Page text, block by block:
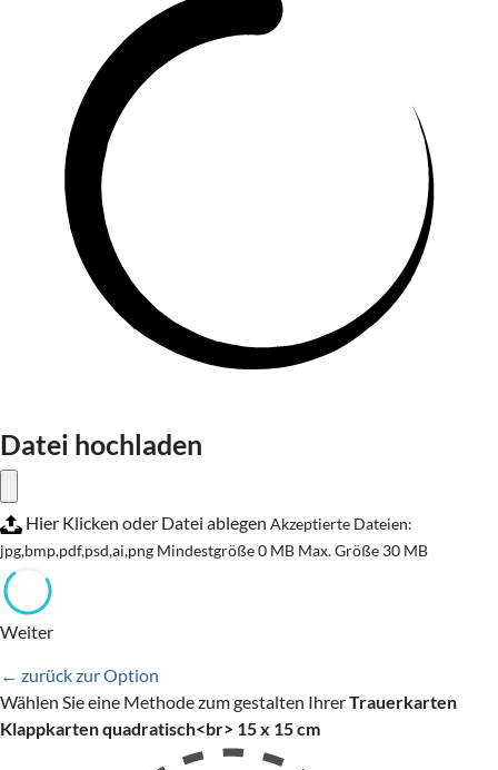
Datei hochladen
Hier Klicken oder Datei ablegen Akzeptierte Dateien:
jpg,bmp,pdf,psd,ai,png Mindestgröße 0 MB Max. Größe 30 MB
Weiter
← zurück zur Option
Wählen Sie eine Methode zum gestalten IhrerTrauerkarten
Klappkarten quadratisch<br> 15 x 15 cm